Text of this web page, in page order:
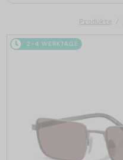
Produkte
2-4 WERKTAGE